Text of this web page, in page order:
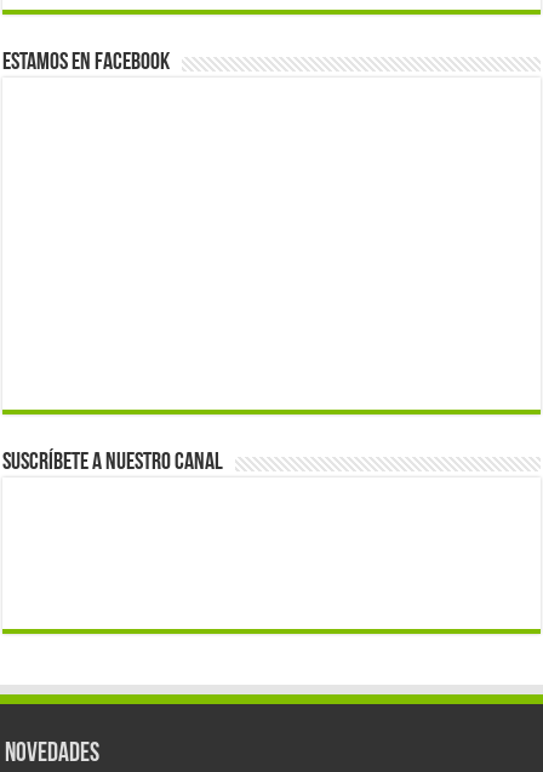
Estamos en Facebook
Suscríbete a nuestro canal
Novedades